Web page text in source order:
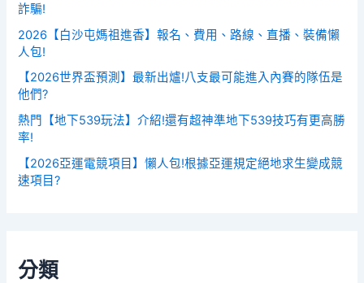
詐騙!
2026【白沙屯媽祖進香】報名、費用、路線、直播、裝備懶
人包!
【2026世界盃預測】最新出爐!八支最可能進入內賽的隊伍是
他們?
熱門【地下539玩法】介紹!還有超神準地下539技巧有更高勝
率!
【2026亞運電競項目】懶人包!根據亞運規定絕地求生變成競
速項目?
分類